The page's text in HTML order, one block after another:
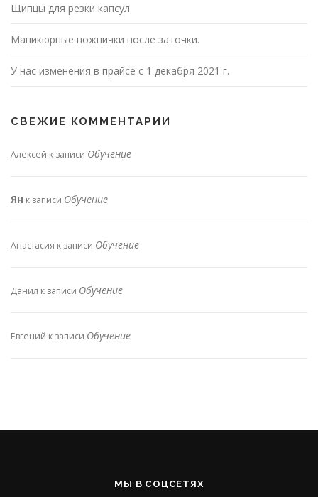
Щипцы для резки капсул
Маникюрные ножнички после заточки.
У нас изменения в прайсе с 1 декабря 2021 г.
СВЕЖИЕ КОММЕНТАРИИ
Алексей к записи Обучение
Ян к записи Обучение
Анастасия к записи Обучение
Данил к записи Обучение
Евгений к записи Обучение
МЫ В СОЦСЕТЯХ